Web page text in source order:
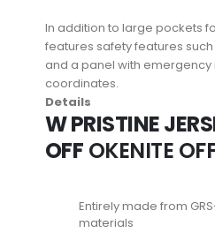
In addition to large pockets
features safety features such
and a panel with
coordinates.
Details
W PRISTINE
OFF OKENITE
Entirely made from
materials